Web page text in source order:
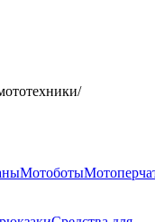
/
Мотоботы